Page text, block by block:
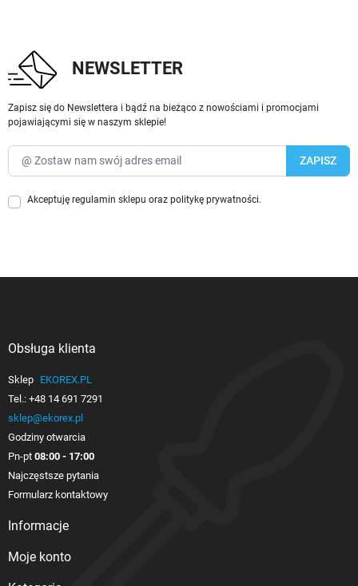
NEWSLETTER
Zapisz się do Newslettera i bądź na bieżąco z nowościami i promocjami
pojawiającymi się w naszym sklepie!
Akceptuję regulamin sklepu oraz politykę prywatności.
Obsługa klienta
Sklep EKOREX.PL
Tel.: +48 14 691 7291
sklep@ekorex.pl
Godziny otwarcia
Pn-pt 08:00 - 17:00
Najczęstsze pytania
Formularz kontaktowy
Informacje
Moje konto